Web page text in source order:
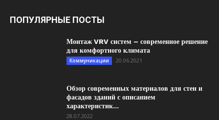
ПОПУЛЯРНЫЕ ПОСТЫ
Монтаж VRV систем – современное решение
для комфортного климата
Коммуникации 20.06.2021
Обзор современных материалов для стен и
фасадов зданий с описанием
характеристик...
28.07.2022